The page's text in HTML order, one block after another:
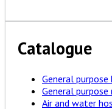
Catalogue
General purpose
General purpose
Air and water